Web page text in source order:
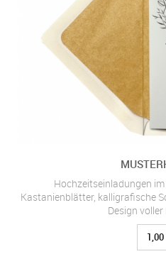
Hochzeitseinladungen
Kastanienblätter, kalligrafische
Design
1,00